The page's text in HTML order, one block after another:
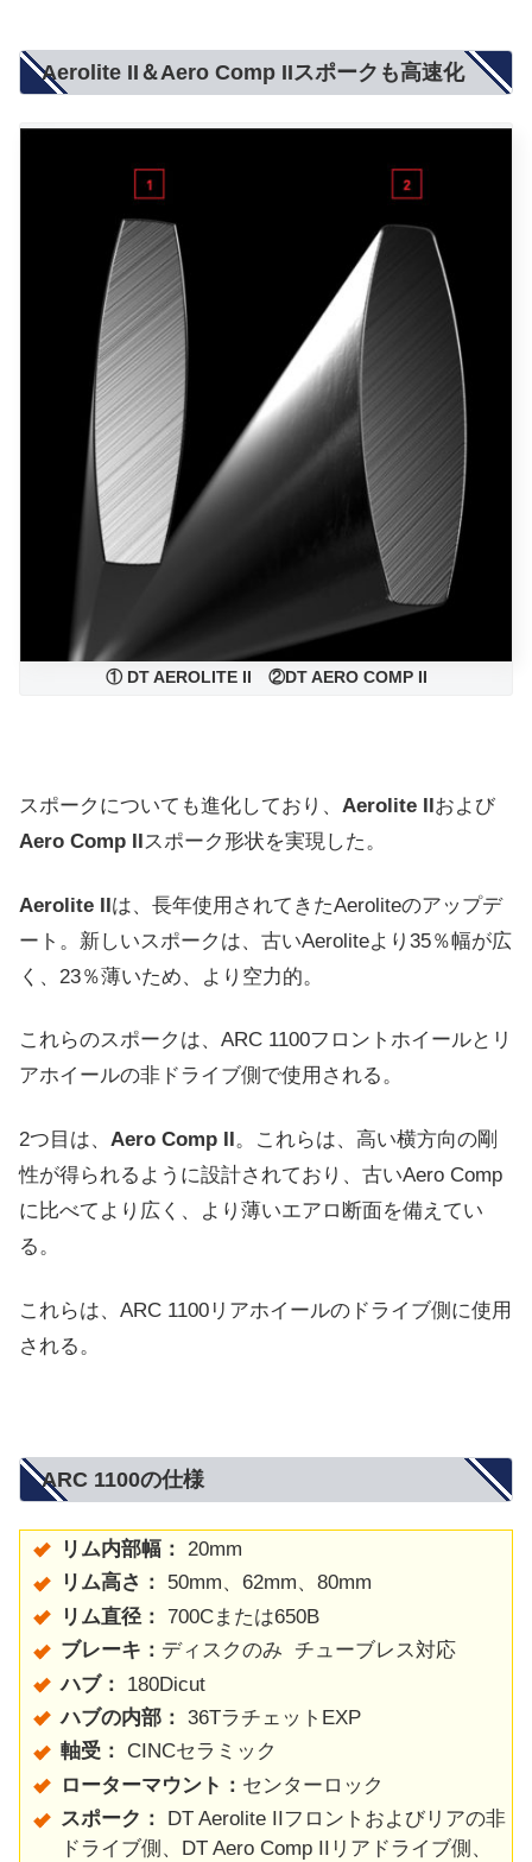
Aerolite II＆Aero Comp IIスポークも高速化
① DT AEROLITE II ②DT AERO COMP II
スポークについても進化しており、 Aerolite IIおよび
Aero Comp II スポーク形状を実現した。
Aerolite IIは、長年使用されてきたAeroliteのアップデ
ート。新しいスポークは、古いAeroliteより35％幅が広
く、23％薄いため、より空力的。
これらのスポークは、ARC 1100フロントホイールとリ
アホイールの非ドライブ側で使用される。
2つ目は、 Aero Comp II。これらは、高い横方向の剛
性が得られるように設計されており、古いAero Comp
に比べてより広く、より薄いエアロ断面を備えてい
る。
これらは、ARC 1100リアホイールのドライブ側に使用
される。
ARC 1100の仕様
リム内部幅： 20mm
リム高さ：
50mm、62mm、80mm
リム直径： 700Cまたは650B
ブレーキ： ディスクのみ チューブレス対応
ハブ：
180Dicut
ハブの内部： 36TラチェットEXP
軸受：
CINCセラミック
ローターマウント： センターロック
スポーク：
DT Aerolite IIフロントおよびリアの非
ドライブ側、DT Aero Comp IIリアドライブ側、